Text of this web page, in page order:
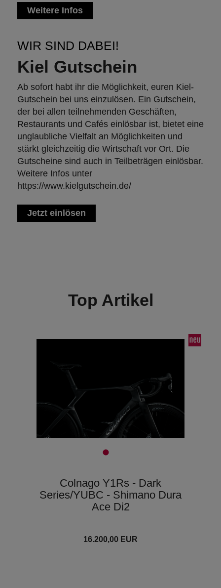
Weitere Infos
WIR SIND DABEI!
Kiel Gutschein
Ab sofort habt ihr die Möglichkeit, euren Kiel-
Gutschein bei uns einzulösen. Ein Gutschein,
der bei allen teilnehmenden Geschäften,
Restaurants und Cafés einlösbar ist, bietet eine
unglaubliche Vielfalt an Möglichkeiten und
stärkt gleichzeitig die Wirtschaft vor Ort. Die
Gutscheine sind auch in Teilbeträgen einlösbar.
Weitere Infos unter
https://www.kielgutschein.de/
Jetzt einlösen
Top Artikel
Colnago Y1Rs - Dark
Series/YUBC - Shimano Dura
Ace Di2
16.200,00 EUR